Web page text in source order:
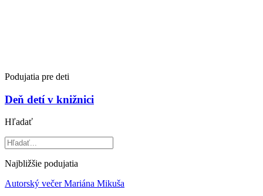
Podujatia pre deti
Deň detí v knižnici
Hľadať
Najbližšie podujatia
Autorský večer Mariána Mikuša